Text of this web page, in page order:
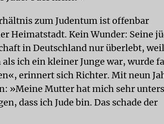
zum Judentum ist offenbar
Heimatstadt. Kein Wunder: Seine
in Deutschland nur überlebt,
ich ein kleiner Junge war, wurde
erinnert sich Richter. Mit neun
»Meine Mutter hat mich sehr
dass ich Jude bin. Das schade der